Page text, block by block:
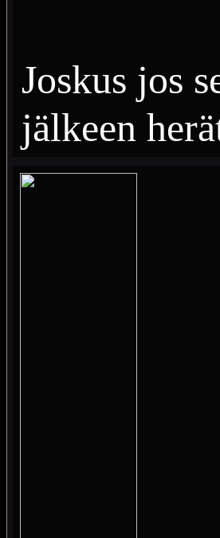
Joskus jos
jälkeen